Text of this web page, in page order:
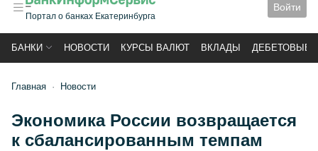
Портал о банках Екатеринбурга
Войти
БАНКИ НОВОСТИ КУРСЫ ВАЛЮТ ВКЛАДЫ ДЕБЕТОВЫЕ
Главная Новости
Экономика России возвращается
к сбалансированным темпам